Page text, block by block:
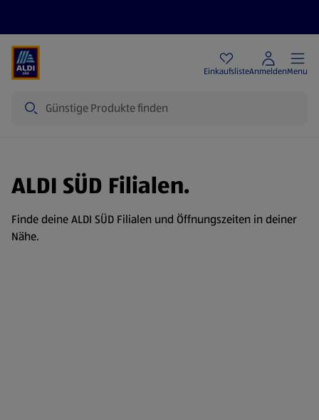
EinkaufslisteAnmeldenMenu
ALDI SÜD Filialen.
Finde deine ALDI SÜD Filialen und Öffnungszeiten in deiner
Nähe.